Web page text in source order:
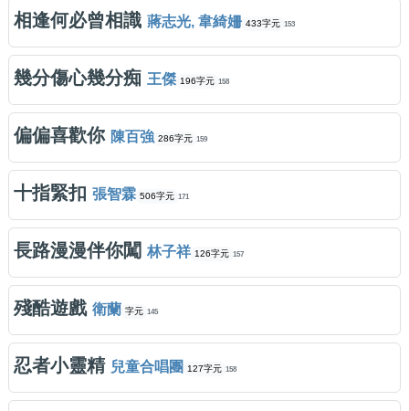
相逢何必曾相識 蔣志光, 韋綺姍 433字元 153
幾分傷心幾分痴 王傑 196字元 158
偏偏喜歡你 陳百強 286字元 159
十指緊扣 張智霖 506字元 171
長路漫漫伴你闖 林子祥 126字元 157
殘酷遊戲 衛蘭 字元 145
忍者小靈精 兒童合唱團 127字元 158